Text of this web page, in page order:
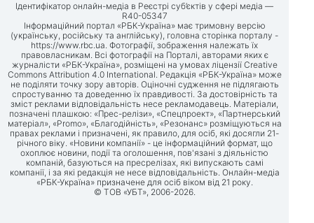
Ідентифікатор онлайн-медіа в Реєстрі суб’єктів у сфері медіа —
R40-05347
Інформаційний портал «РБК-Україна» має тримовну версію
(українську, російську та англійську), головна сторінка порталу -
https://www.rbc.ua. Фотографії, зображення належать їх
правовласникам. Всі фотографії на Порталі, авторами яких є
журналісти «РБК-Україна», розміщені на умовах ліцензії Creative
Commons Attribution 4.0 International. Редакція «РБК-Україна» може
не поділяти точку зору авторів. Оціночні судження не підлягають
спростуванню та доведенню їх правдивості. За достовірність та
зміст реклами відповідальність несе рекламодавець. Матеріали,
позначені плашкою: «Прес-релізи», «Спецпроект», «Партнерський
матеріал», «Promo», «Благодійність», «Резонанс» розміщуються на
правах реклами і призначені, як правило, для осіб, які досягли 21-
річного віку. «Новини компанії» - це інформаційний формат, що
охоплює новини, події та оголошення, пов'язані з діяльністю
компаній, базуються на пресрелізах, які випускають самі
компанії, і за які редакція не несе відповідальність. Онлайн-медіа
«РБК-Україна» призначене для осіб віком від 21 року.
© ТОВ «УБТ», 2006-2026.